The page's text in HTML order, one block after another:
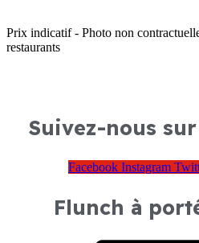
Prix indicatif - Photo non
restaurants
Suivez-nous
Facebook Instagram
Flunch à